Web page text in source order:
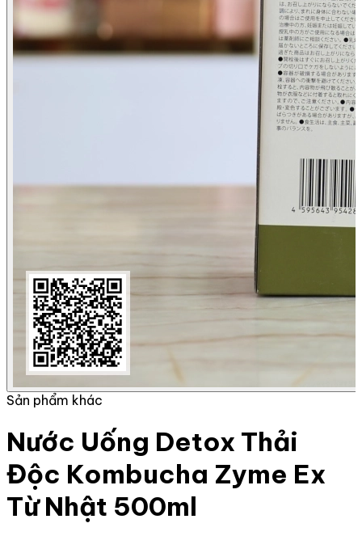
Sản phẩm khác
Nước Uống Detox Thải
Độc Kombucha Zyme Ex
Từ Nhật 500ml